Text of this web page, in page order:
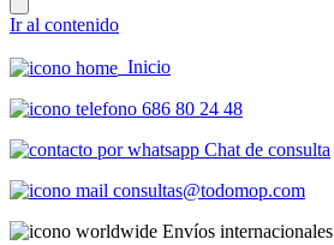
Ir al contenido
Inicio
686 80 24 48
Chat de consulta
consultas@todomop.com
Envíos internacionales